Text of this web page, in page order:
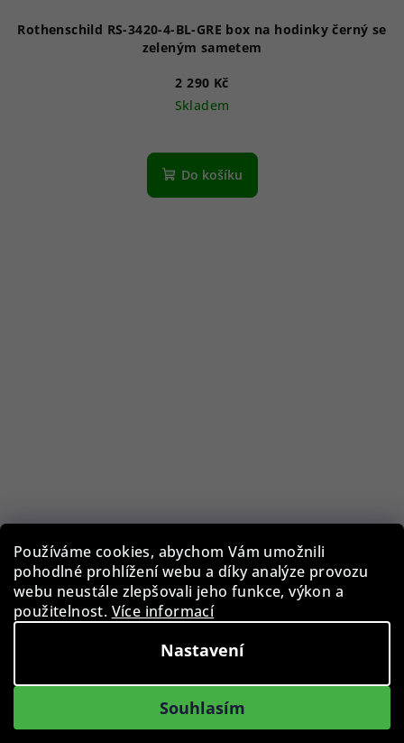
Používáme cookies, abychom Vám umožnili
pohodlné prohlížení webu a díky analýze provozu
webu neustále zlepšovali jeho funkce, výkon a
použitelnost. Více informací
Nastavení
Souhlasím
Rothenschild RS-3420-4-BL-GRE box na hodinky černý se
zeleným sametem
2 290 Kč
Skladem
Do košíku
2 990 Kč
Skladem
Do košíku